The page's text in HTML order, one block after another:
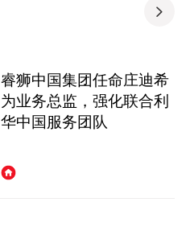

睿狮中国集团任命庄迪希
为业务总监，强化联合利
华中国服务团队